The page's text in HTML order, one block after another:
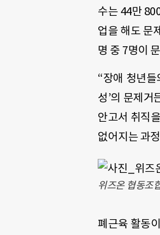
수는 44만
업을 해도 문
명 중 7명이
“장애 청년
성’의 문제거
안고서 취직
없어지는 과
위즈온 협동조
폐근육 활동